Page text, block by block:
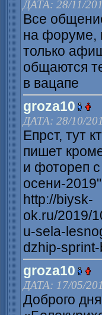
ДАТА: 28/11/
Все
на форуме,
только
общаются
в вацапе
groza10
ДАТА: 28/10/
Епрст, тут
пишет
и фотореп
осени-2019"
http://biysk-
ok.ru/2019/
u-sela-
dzhip-
groza10
ДАТА: 17/05/
Доброго